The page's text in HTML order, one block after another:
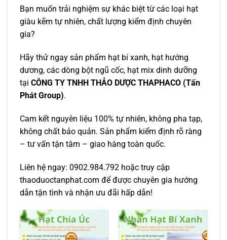
Bạn muốn trải nghiệm sự khác biệt từ các loại hạt
giàu kẽm tự nhiên, chất lượng kiểm định chuyên
gia?
Hãy thử ngay sản phẩm hạt bí xanh, hạt hướng
dương, các dòng bột ngũ cốc, hạt mix dinh dưỡng
tại CÔNG TY TNHH THẢO DƯỢC THAPHACO (Tấn
Phát Group).
Cam kết nguyên liệu 100% tự nhiên, không pha tạp,
không chất bảo quản. Sản phẩm kiểm định rõ ràng
– tư vấn tận tâm – giao hàng toàn quốc.
Liên hệ ngay: 0902.984.792 hoặc truy cập
thaoduoctanphat.com để được chuyên gia hướng
dẫn tận tình và nhận ưu đãi hấp dẫn!